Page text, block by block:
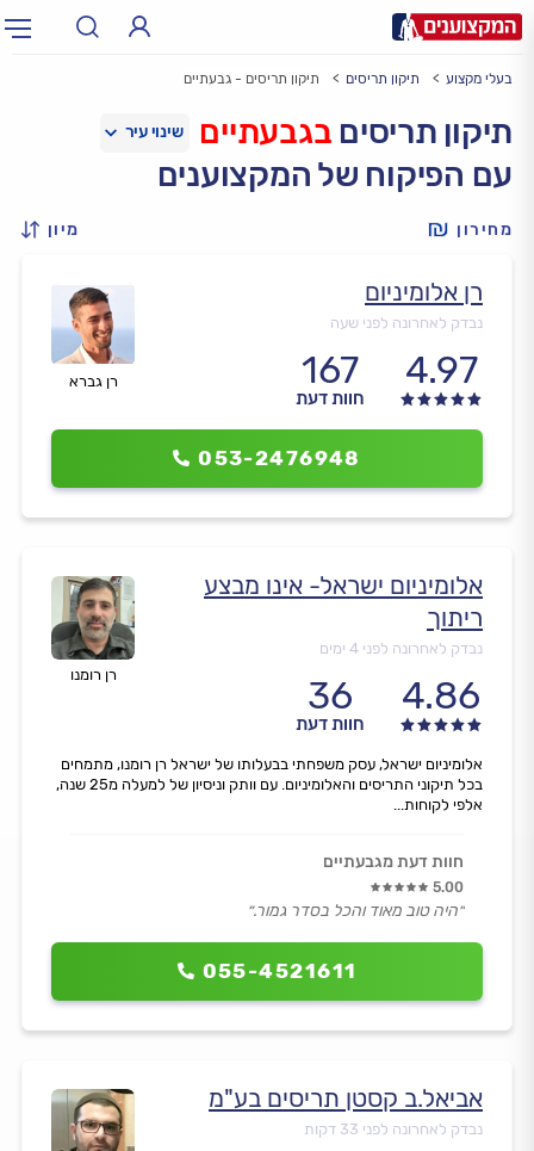
עירעיר: תל אביב, חיפה…
בעלי מקצוע תיקון תריסים תיקון תריסים - גבעתיים
תיקון תריסים בגבעתיים
עם הפיקוח של המקצוענים
מחירון מיון
רן גברא
רן אלומיניום
נבדק לאחרונה לפני שעה
4.97
167
חוות דעת
053-2476948
רן רומנו
אלומיניום ישראל- אינו מבצע
ריתוך
נבדק לאחרונה לפני 4 ימים
4.86
36
חוות דעת
055-4521611
אלומיניום ישראל, עסק משפחתי בבעלותו של ישראל רן רומנו, מתמחים
בכל תיקוני התריסים והאלומיניום. עם וותק וניסיון של למעלה מ25 שנה,
אלפי לקוחות...
חוות דעת מגבעתיים
5.00
״היה טוב מאוד והכל בסדר גמור.״
אביאל.ב קסטן תריסים בע"מ
נבדק לאחרונה לפני 33 דקות